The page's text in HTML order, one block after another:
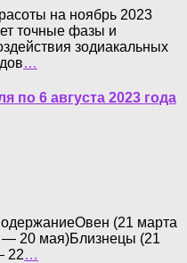
на ноябрь 2023
точные фазы и
зодиакальных
…
по 6 августа 2023 года
(21 марта
— 20 мая)Близнецы (21
22…